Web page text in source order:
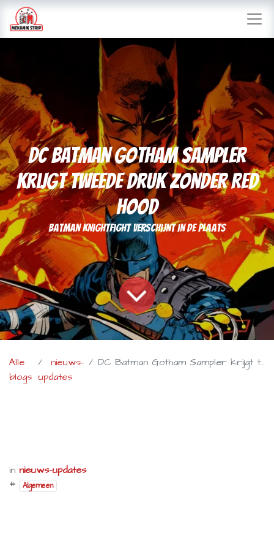
DC Batman Gotham Sampler
krijgt tweede druk zonder Red
Hood
Batman Knightfight verschijnt in de plaats
Alle
blogs
nieuws-
updates
DC Batman Gotham Sampler krijgt tweede druk zonder Red Hood
in nieuws-updates
#
Algemeen